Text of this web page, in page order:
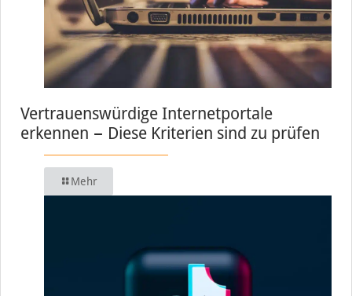
Vertrauenswürdige Internetportale
erkennen − Diese Kriterien sind zu prüfen
Mehr